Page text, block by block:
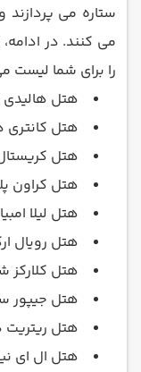
ستاره می پردازند
می کنند. در
را برای شما لیست
هتل هالیدی
هتل
هتل
هتل کراون
هتل لیلا
هتل رویال
هتل کلارکز
هتل جیپور
هتل ریتریت
هتل ال ای